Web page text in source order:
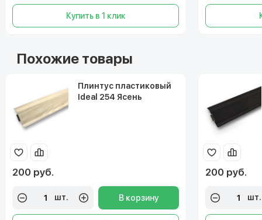
Купить в 1 клик
Похожие товары
Плинтус пластиковый
Ideal 254 Ясень
200 руб.
шт. В корзину
200 руб.
шт.